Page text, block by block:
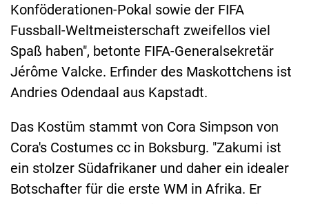
Konföderationen-Pokal sowie der FIFA
Fussball-Weltmeisterschaft zweifellos viel
Spaß haben", betonte FIFA-Generalsekretär
Jérôme Valcke. Erfinder des Maskottchens ist
Andries Odendaal aus Kapstadt.
Das Kostüm stammt von Cora Simpson von
Cora's Costumes cc in Boksburg. "Zakumi ist
ein stolzer Südafrikaner und daher ein idealer
Botschafter für die erste WM in Afrika. Er